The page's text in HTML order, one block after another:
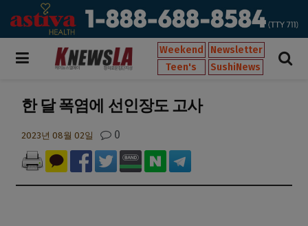
Weekend
Newsletter
Teen's
SushiNews
한 달 폭염에 선인장도 고사
2023년 08월 02일 0